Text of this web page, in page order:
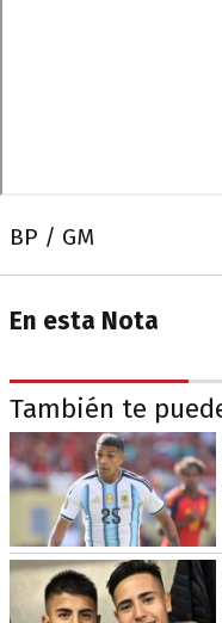
BP / GM
En esta Nota
También te